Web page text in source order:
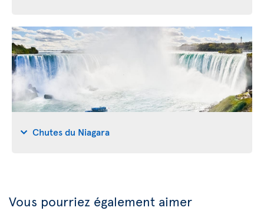
Chutes du Niagara
Vous pourriez également aimer